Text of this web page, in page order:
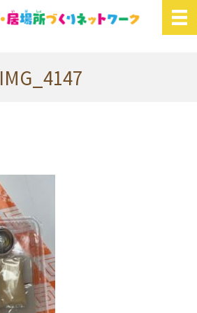
IMG_4147